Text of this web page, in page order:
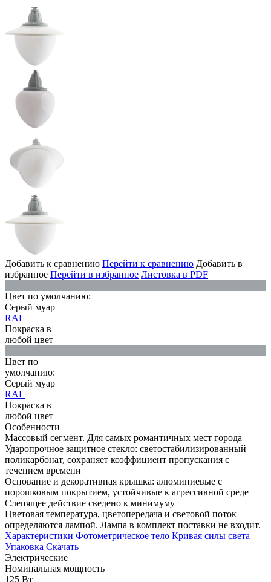
Добавить к сравнению Перейти к сравнению Добавить в
избранное Перейти в избранное Листовка в PDF
Цвет по умолчанию:
Серый муар
RAL
Покраска в
любой цвет
Цвет по
умолчанию:
Серый муар
RAL
Покраска в
любой цвет
Особенности
Массовый сегмент. Для самых романтичных мест города
Ударопрочное защитное стекло: светостабилизированный
поликарбонат, сохраняет коэффициент пропускания с
течением времени
Основание и декоративная крышка: алюминиевые с
порошковым покрытием, устойчивые к агрессивной среде
Слепящее действие сведено к минимуму
Цветовая температура, цветопередача и световой поток
определяются лампой. Лампа в комплект поставки не входит.
Характеристики Фотометрическое тело Кривая силы света
Упаковка Скачать
Электрические
Номинальная мощность
125 Вт